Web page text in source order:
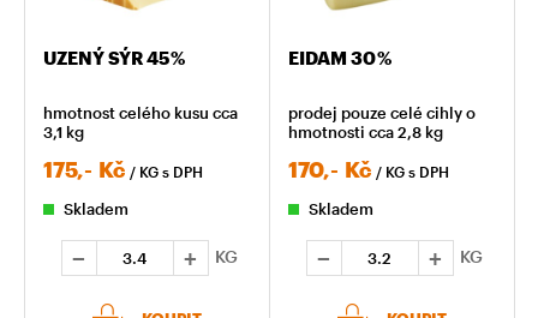
UZENÝ SÝR 45 %
hmotnost celého kusu cca
3,1 kg
175,- Kč / KG s DPH
Skladem
KG
EIDAM 30 %
prodej pouze celé cihly o
hmotnosti cca 2,8 kg
170,- Kč / KG s DPH
Skladem
KG